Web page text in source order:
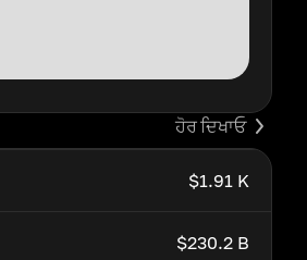
ਹੋਰ ਦਿਖਾਓ
$1.91 K
$230.2 B